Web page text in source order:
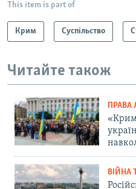
This item is part of
Крим Суспільство
Читайте також
«Крим
ВІЙНА